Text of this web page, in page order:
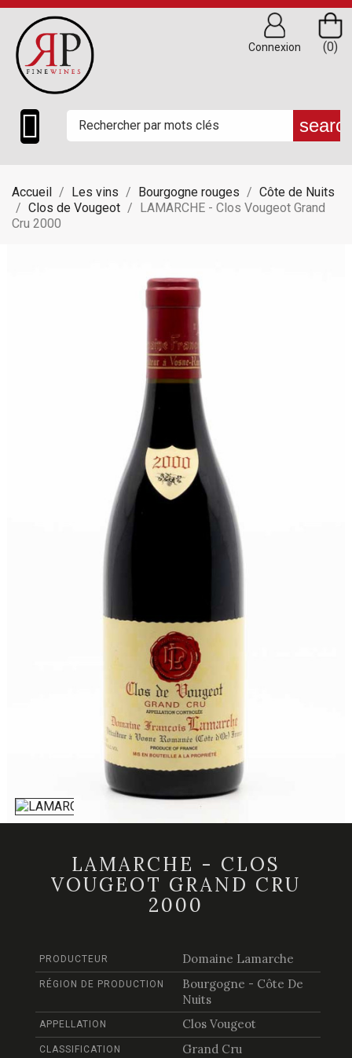

(0)
Connexion
Accueil Les vins Bourgogne rouges
Côte de Nuits
Clos de Vougeot
LAMARCHE - Clos Vougeot Grand
Cru 2000
LAMARCHE - CLOS
VOUGEOT GRAND CRU
2000
PRODUCTEUR Domaine Lamarche
RÉGION DE PRODUCTION
Bourgogne - Côte De
Nuits
APPELLATION Clos Vougeot
CLASSIFICATION Grand Cru